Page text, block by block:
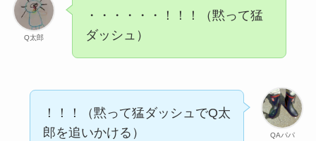
Q太郎
・・・・・・！！！（黙って猛
ダッシュ）
QAパパ
！！！（黙って猛ダッシュでQ太
郎を追いかける）